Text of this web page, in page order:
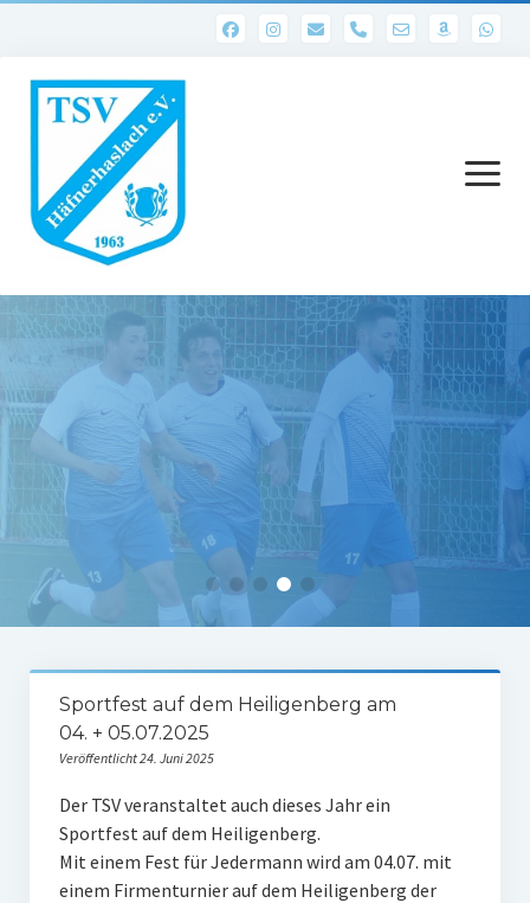
phone
Menü
öffnen
Abteilungen
1. Mannschaft
Ergebnisse 1. Mannschaft
Spielerstatistik 1. Mannschaft
Spielplan Kreisliga A3
Ergebnisse Damen
Spielplan Bezirksliga Damen
Kinderfussball
Sportfest auf dem Heiligenberg am
04. + 05.07.2025
Veröffentlicht 24. Juni 2025
Der TSV veranstaltet auch dieses Jahr ein
Sportfest auf dem Heiligenberg.
Mit einem Fest für Jedermann wird am 04.07. mit
einem Firmenturnier auf dem Heiligenberg der